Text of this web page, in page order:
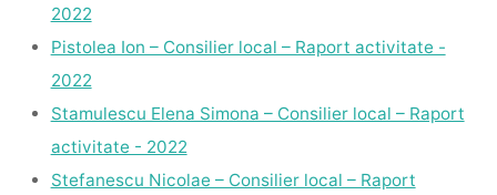
2022
Pistolea Ion – Consilier local – Raport activitate -
2022
Stamulescu Elena Simona – Consilier local – Raport
activitate - 2022
Stefanescu Nicolae – Consilier local – Raport